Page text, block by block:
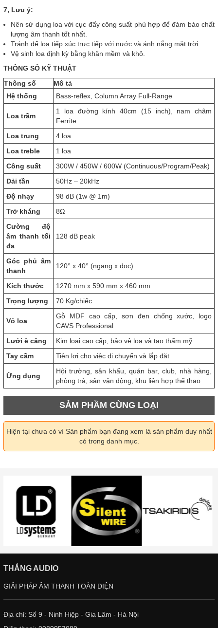
7, Lưu ý:
Nên sử dụng loa với cục đẩy công suất phù hợp để đảm bảo chất
lượng âm thanh tốt nhất.
Tránh để loa tiếp xúc trực tiếp với nước và ánh nắng mặt trời.
Vệ sinh loa định kỳ bằng khăn mềm và khô.
THÔNG SỐ KỸ THUẬT
Thông số
Mô tả
Hệ thống
Bass-reflex, Column Array Full-Range
Loa trầm
1 loa đường kính 40cm (15 inch), nam châm
Ferrite
Loa trung
4 loa
Loa treble
1 loa
Công suất
300W / 450W / 600W (Continuous/Program/Peak)
Dải tần
50Hz – 20kHz
Độ nhạy
98 dB (1w @ 1m)
Trở kháng
8Ω
Cường độ
âm thanh tối
đa
128 dB peak
Góc phủ âm
thanh
120° x 40° (ngang x dọc)
Kích thước
1270 mm x 590 mm x 460 mm
Trọng lượng
70 Kg/chiếc
Vỏ loa
Gỗ MDF cao cấp, sơn đen chống xước, logo
CAVS Professional
Lưới ê căng
Kim loại cao cấp, bảo vệ loa và tạo thẩm mỹ
Tay cầm
Tiện lợi cho việc di chuyển và lắp đặt
Ứng dụng
Hội trường, sân khấu, quán bar, club, nhà hàng,
phòng trà, sân vận động, khu liên hợp thể thao
SẢM PHẦM CÙNG LOẠI
Hiện tại chưa có vì Sản phẩm bạn đang xem là sản phẩm duy nhất
có trong danh mục.
THẮNG AUDIO
GIẢI PHÁP ÂM THANH TOÀN DIỆN
Địa chỉ: Số 9 - Ninh Hiệp - Gia Lâm - Hà Nội